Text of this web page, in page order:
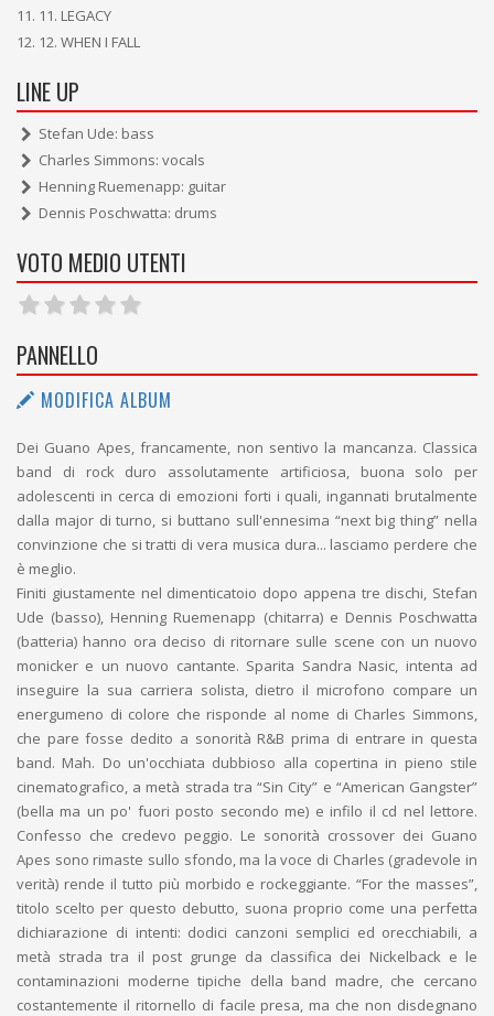
11. LEGACY
12. WHEN I FALL
LINE UP
Stefan Ude: bass
Charles Simmons: vocals
Henning Ruemenapp: guitar
Dennis Poschwatta: drums
VOTO MEDIO UTENTI
PANNELLO
MODIFICA ALBUM
Dei Guano Apes, francamente, non sentivo la mancanza. Classica
band di rock duro assolutamente artificiosa, buona solo per
adolescenti in cerca di emozioni forti i quali, ingannati brutalmente
dalla major di turno, si buttano sull'ennesima “next big thing” nella
convinzione che si tratti di vera musica dura... lasciamo perdere che
è meglio.
Finiti giustamente nel dimenticatoio dopo appena tre dischi, Stefan
Ude (basso), Henning Ruemenapp (chitarra) e Dennis Poschwatta
(batteria) hanno ora deciso di ritornare sulle scene con un nuovo
monicker e un nuovo cantante. Sparita Sandra Nasic, intenta ad
inseguire la sua carriera solista, dietro il microfono compare un
energumeno di colore che risponde al nome di Charles Simmons,
che pare fosse dedito a sonorità R&B prima di entrare in questa
band. Mah. Do un'occhiata dubbioso alla copertina in pieno stile
cinematografico, a metà strada tra “Sin City” e “American Gangster”
(bella ma un po' fuori posto secondo me) e infilo il cd nel lettore.
Confesso che credevo peggio. Le sonorità crossover dei Guano
Apes sono rimaste sullo sfondo, ma la voce di Charles (gradevole in
verità) rende il tutto più morbido e rockeggiante. “For the masses”,
titolo scelto per questo debutto, suona proprio come una perfetta
dichiarazione di intenti: dodici canzoni semplici ed orecchiabili, a
metà strada tra il post grunge da classifica dei Nickelback e le
contaminazioni moderne tipiche della band madre, che cercano
costantemente il ritornello di facile presa, ma che non disdegnano